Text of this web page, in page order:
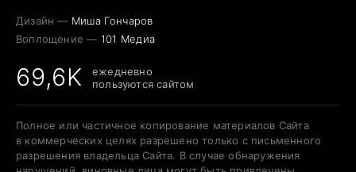
Дизайн — Миша Гончаров
Воплощение — 101 Медиа
69,6K
ежедневно
пользуются сайтом
Полное или частичное копирование материалов Сайта
в коммерческих целях разрешено только с письменного
разрешения владельца Сайта. В случае обнаружения